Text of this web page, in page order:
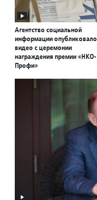
Агентство социальной
информации опубликовало
видео с церемонии
награждения премии «НКО-
Профи»